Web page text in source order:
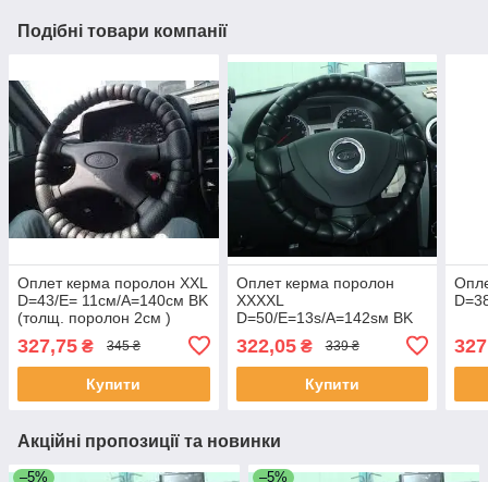
Подібні товари компанії
Оплет керма поролон XXL
D=43/E= 11см/A=140см BK
(толщ. поролон 2см )
327,75 ₴ 345 ₴
Купити
Оплет керма поролон
XXXXL
D=50/E=13s/A=142sм BK
322,05₴ 339 ₴
Купити
Акційні пропозиції та новинки
–5% –5%